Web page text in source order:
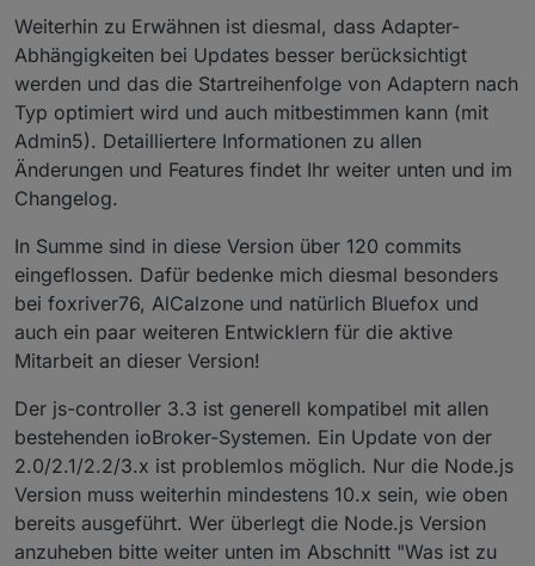
Weiterhin zu Erwähnen ist diesmal, dass Adapter-
Abhängigkeiten bei Updates besser berücksichtigt
werden und das die Startreihenfolge von Adaptern nach
Typ optimiert wird und auch mitbestimmen kann (mit
Admin5). Detailliertere Informationen zu allen
Änderungen und Features findet Ihr weiter unten und im
Changelog.
In Summe sind in diese Version über 120 commits
eingeflossen. Dafür bedenke mich diesmal besonders
bei foxriver76, AlCalzone und natürlich Bluefox und
auch ein paar weiteren Entwicklern für die aktive
Mitarbeit an dieser Version!
Der js-controller 3.3 ist generell kompatibel mit allen
bestehenden ioBroker-Systemen. Ein Update von der
2.0/2.1/2.2/3.x ist problemlos möglich. Nur die Node.js
Version muss weiterhin mindestens 10.x sein, wie oben
bereits ausgeführt. Wer überlegt die Node.js Version
anzuheben bitte weiter unten im Abschnitt "Was ist zu